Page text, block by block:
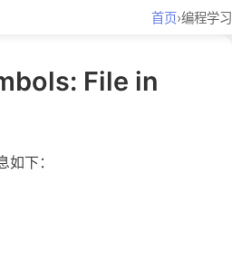
首页›编程学习
File in
下：